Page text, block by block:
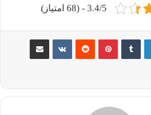
3.4/5 - (68 امتیاز)
لینکدین ‫تامبلر ‫پین‌ترست‫رددیت ‫VKontakteاشتراک گذاری از طریق ایمیل